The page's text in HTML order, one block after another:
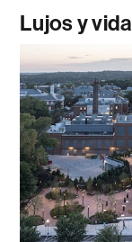
Lujos y